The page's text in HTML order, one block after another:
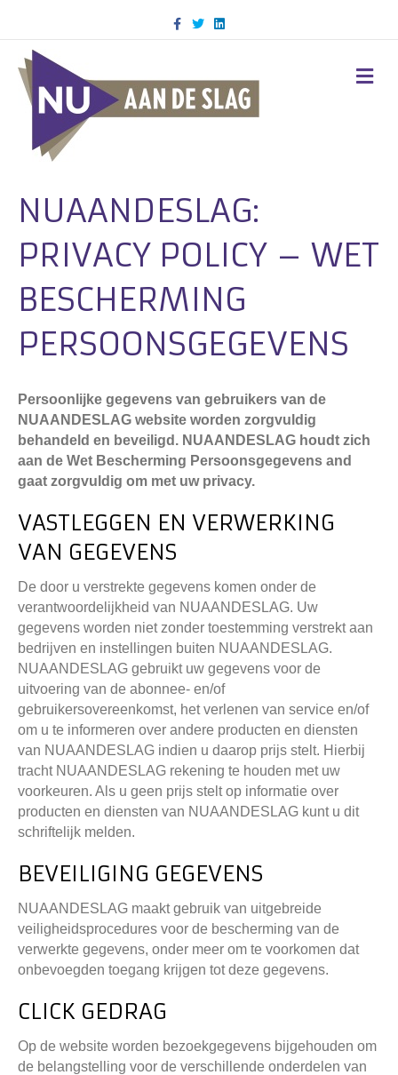
Facebook
TwitterLinkedin
NUAANDESLAG:
PRIVACY POLICY – WET
BESCHERMING
PERSOONSGEGEVENS
Persoonlijke gegevens van gebruikers van de
NUAANDESLAG website worden zorgvuldig
behandeld en beveiligd. NUAANDESLAG houdt zich
aan de Wet Bescherming Persoonsgegevens and
gaat zorgvuldig om met uw privacy.
VASTLEGGEN EN VERWERKING
VAN GEGEVENS
De door u verstrekte gegevens komen onder de
verantwoordelijkheid van NUAANDESLAG. Uw
gegevens worden niet zonder toestemming verstrekt aan
bedrijven en instellingen buiten NUAANDESLAG.
NUAANDESLAG gebruikt uw gegevens voor de
uitvoering van de abonnee- en/of
gebruikersovereenkomst, het verlenen van service en/of
om u te informeren over andere producten en diensten
van NUAANDESLAG indien u daarop prijs stelt. Hierbij
tracht NUAANDESLAG rekening te houden met uw
voorkeuren. Als u geen prijs stelt op informatie over
producten en diensten van NUAANDESLAG kunt u dit
schriftelijk melden.
BEVEILIGING GEGEVENS
NUAANDESLAG maakt gebruik van uitgebreide
veiligheidsprocedures voor de bescherming van de
verwerkte gegevens, onder meer om te voorkomen dat
onbevoegden toegang krijgen tot deze gegevens.
CLICK GEDRAG
Op de website worden bezoekgegevens bijgehouden om
de belangstelling voor de verschillende onderdelen van